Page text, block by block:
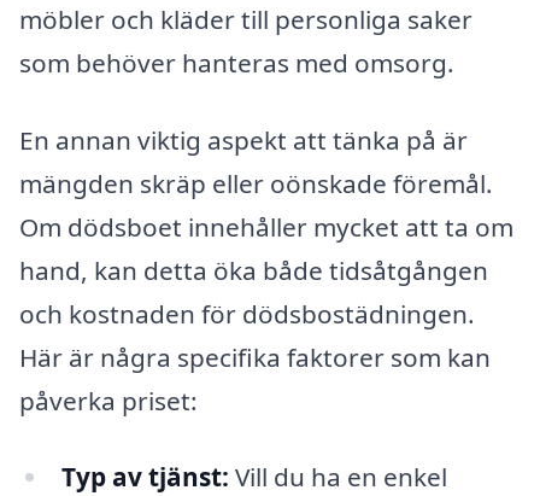
möbler och kläder till personliga saker
som behöver hanteras med omsorg.
En annan viktig aspekt att tänka på är
mängden skräp eller oönskade föremål.
Om dödsboet innehåller mycket att ta om
hand, kan detta öka både tidsåtgången
och kostnaden för dödsbostädningen.
Här är några specifika faktorer som kan
påverka priset:
Typ av tjänst: Vill du ha en enkel